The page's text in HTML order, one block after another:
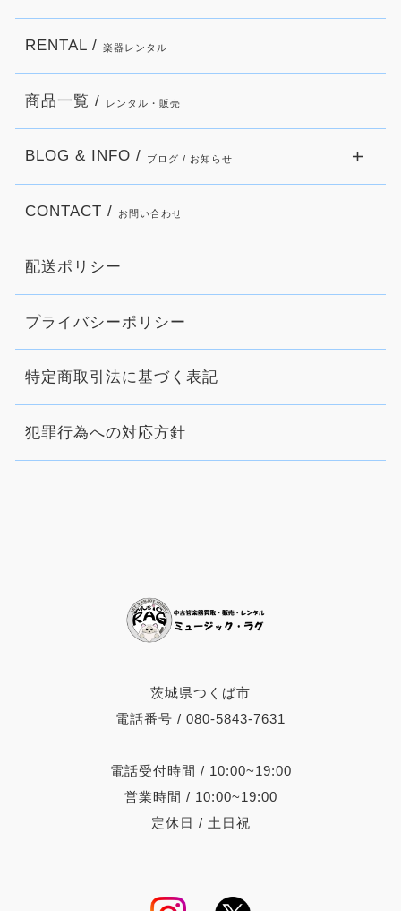
茨城県つくば市
電話番号 / 080-5843-7631
電話受付時間 / 10:00~19:00
営業時間 / 10:00~19:00
定休日 / 土日祝
RENTAL / 楽器レンタル
商品一覧 / レンタル・販売
BLOG & INFO / ブログ / お知らせ
CONTACT / お問い合わせ
配送ポリシー
プライバシーポリシー
特定商取引法に基づく表記
犯罪行為への対応方針